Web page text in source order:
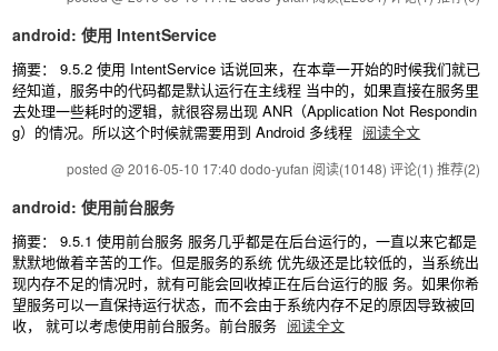
android: 使用 IntentService
摘要： 9.5.2 使用 IntentService 话说回来，在本章一开始的时候我们就已
经知道，服务中的代码都是默认运行在主线程 当中的，如果直接在服务里
去处理一些耗时的逻辑，就很容易出现 ANR（Application Not Respondin
g）的情况。所以这个时候就需要用到 Android 多线程 阅读全文
posted @ 2016-05-10 17:40 dodo-yufan 阅读(10148) 评论(1) 推荐(2)
android: 使用前台服务
摘要： 9.5.1 使用前台服务 服务几乎都是在后台运行的，一直以来它都是
默默地做着辛苦的工作。但是服务的系统 优先级还是比较低的，当系统出
现内存不足的情况时，就有可能会回收掉正在后台运行的服 务。如果你希
望服务可以一直保持运行状态，而不会由于系统内存不足的原因导致被回
收， 就可以考虑使用前台服务。前台服务 阅读全文